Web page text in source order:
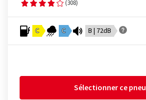
(308)
C C B | 72dB
Sélectionner ce pneu